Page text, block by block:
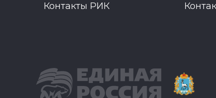
Контакты РИК